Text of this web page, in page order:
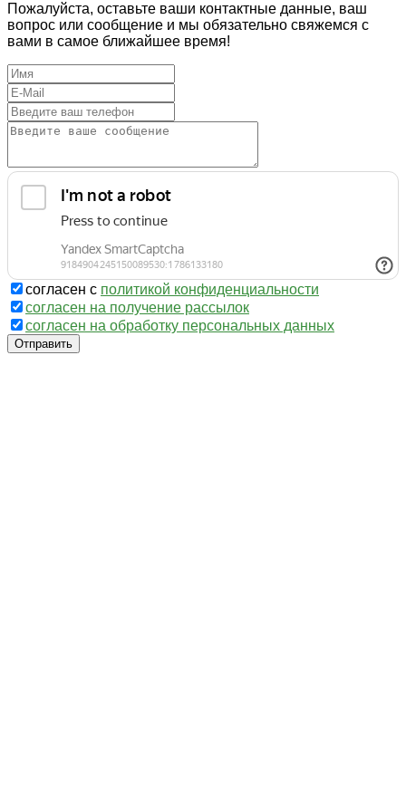
Пожалуйста, оставьте ваши контактные данные, ваш
вопрос или сообщение и мы обязательно свяжемся с
вами в самое ближайшее время!
согласен с политикой конфиденциальности
согласен на получение рассылок
согласен на обработку персональных данных
Отправить